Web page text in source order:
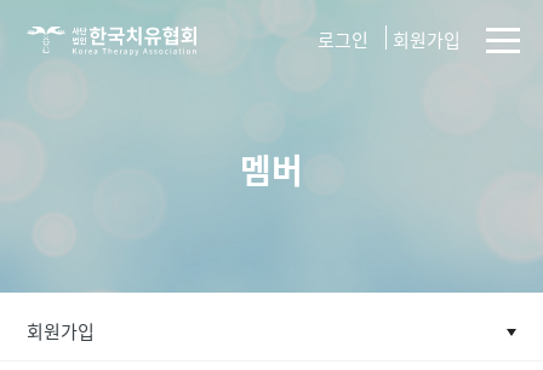
사단법인
로그인 회원가입
멤버
회원가입